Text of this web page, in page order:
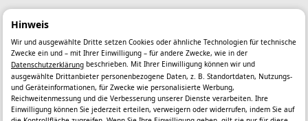
Montag bis Freitag
09:30 Uhr - 18:00 Uhr
Samstag
09:30 Uhr - 16:00 Uhr
Hinweis
Wir und ausgewählte Dritte setzen Cookies oder ähnliche Technologien für technische
Zwecke ein und – mit Ihrer Einwilligung – für andere Zwecke, wie in der
Datenschutzerklärung beschrieben. Mit Ihrer Einwilligung können wir und
ausgewählte Drittanbieter personenbezogene Daten, z. B. Standortdaten, Nutzungs-
und Geräteinformationen, für Zwecke wie personalisierte Werbung,
Reichweitenmessung und die Verbesserung unserer Dienste verarbeiten. Ihre
Einwilligung können Sie jederzeit erteilen, verweigern oder widerrufen, indem Sie auf